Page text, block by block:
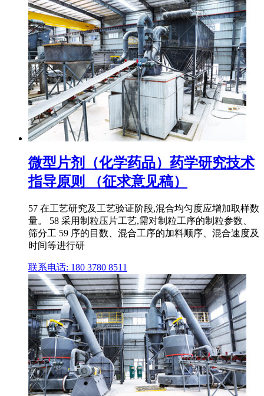
微型片剂（化学药品）药学研究技术
指导原则 （征求意见稿）
57 在工艺研究及工艺验证阶段,混合均匀度应增加取样数
量。 58 采用制粒压片工艺,需对制粒工序的制粒参数、
筛分工 59 序的目数、混合工序的加料顺序、混合速度及
时间等进行研
联系电话: 180 3780 8511